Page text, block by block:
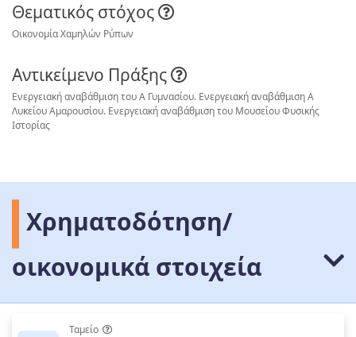
Θεματικός στόχος
Οικονομία Χαμηλών Ρύπων
Αντικείμενο Πράξης
Ενεργειακή αναβάθμιση του Α Γυμνασίου. Ενεργειακή αναβάθμιση Α
Λυκείου Αμαρουσίου. Ενεργειακή αναβάθμιση του Μουσείου Φυσικής
Ιστορίας
Χρηματοδότηση/
οικονομικά στοιχεία
Ταμείο